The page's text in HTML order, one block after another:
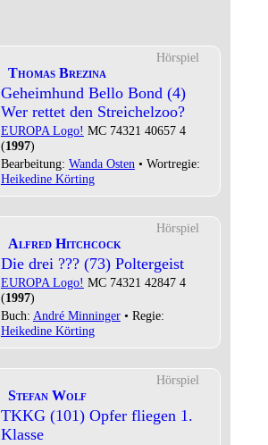
Hörspiel
Thomas Brezina
Geheimhund Bello Bond (4)
Wer rettet den Streichelzoo?
EUROPA Logo! MC 74321 40657 4
(1997)
Bearbeitung: Wanda Osten • Wortregie:
Heikedine Körting
Hörspiel
Alfred Hitchcock
Die drei ??? (73) Poltergeist
EUROPA Logo! MC 74321 42847 4
(1997)
Buch: André Minninger• Regie:
Heikedine Körting
Hörspiel
Stefan Wolf
TKKG (101) Opfer fliegen 1.
Klasse